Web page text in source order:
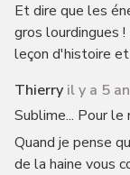
Et dire que les
gros lourdingues
leçon d'histoire
Thierry il y a 5
Sublime... Pour le
Quand je pense
de la haine vous